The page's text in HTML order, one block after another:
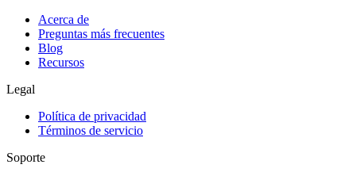
Acerca de
Preguntas más frecuentes
Blog
Recursos
Legal
Política de privacidad
Términos de servicio
Soporte